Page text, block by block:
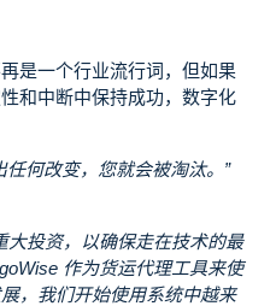
是一个行业流行词，但如果
和中断中保持成功，数字化
何改变，您就会被淘汰。”
大投资，以确保走在技术的最
作为货运代理工具来使
，我们开始使用系统中越来